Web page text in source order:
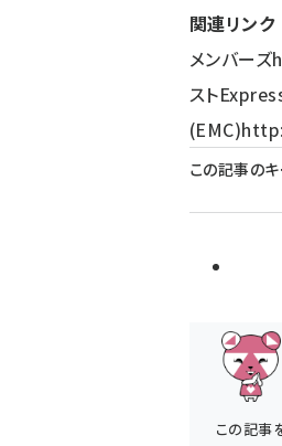
関連リンク
メンバーズ
スト
(EMC)
この記事の
この記事